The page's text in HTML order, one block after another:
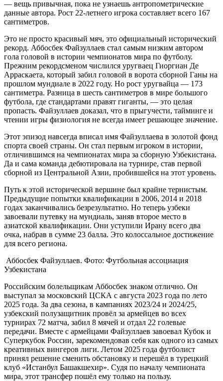
— вещь привычная, пока не узнаешь антропометрические
данные автора. Рост 22-летнего игрока составляет всего 167
сантиметров.
Это не просто красивый мяч, это официальный исторический
рекорд. Аббосбек Файзуллаев стал самым низким автором
гола головой в истории чемпионатов мира по футболу.
Прежним рекордсменом числился уругваец Гиоргиан Де
Арраскаета, который забил головой в ворота сборной Ганы на
прошлом мундиале в 2022 году. Но рост уругвайца — 173
сантиметра. Разница в шесть сантиметров в мире большого
футбола, где стандартами правят гиганты, — это целая
пропасть. Файзуллаев доказал, что в прыгучести, тайминге и
чтении игры физиология не всегда имеет решающее значение.
Этот эпизод навсегда вписал имя Файзуллаева в золотой фонд
спорта своей страны. Он стал первым игроком в истории,
отличившимся на чемпионатах мира за сборную Узбекистана.
Да и сама команда дебютировала на турнире, став первой
сборной из Центральной Азии, пробившейся на этот уровень.
Путь к этой исторической вершине был крайне тернистым.
Предыдущие попытки квалификации в 2006, 2014 и 2018
годах заканчивались безрезультатно. Но теперь узбеки
завоевали путевку на мундиаль, заняв второе место в
азиатской квалификации. Они уступили Ирану всего два
очка, набрав в сумме 23 балла. Это колоссальное достижение
для всего региона.
Аббосбек Файзуллаев. Фото: Футбольная ассоциация
Узбекистана
Российским болельщикам Аббосбек знаком отлично. Он
выступал за московский ЦСКА с августа 2023 года по лето
2025 года. За два сезона, в кампаниях 2023/24 и 2024/25,
узбекский полузащитник провёл за армейцев во всех
турнирах 72 матча, забил 8 мячей и отдал 22 голевые
передачи. Вместе с армейцами Файзуллаев завоевал Кубок и
Суперкубок России, зарекомендовав себя как одного из самых
креативных вингеров лиги. Летом 2025 года футболист
принял решение сменить обстановку и перешёл в турецкий
клуб «Истанбул Башакшехир». Судя по началу чемпионата
мира, этот трансфер пошёл ему только на пользу.